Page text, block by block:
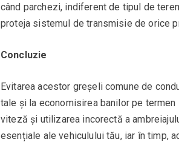
când parchezi, indiferent de tipul de
proteja sistemul de transmisie de orice
Concluzie
Evitarea acestor greșeli comune de
tale și la economisirea banilor pe
viteză și utilizarea incorectă a
esențiale ale vehiculului tău, iar în timp,